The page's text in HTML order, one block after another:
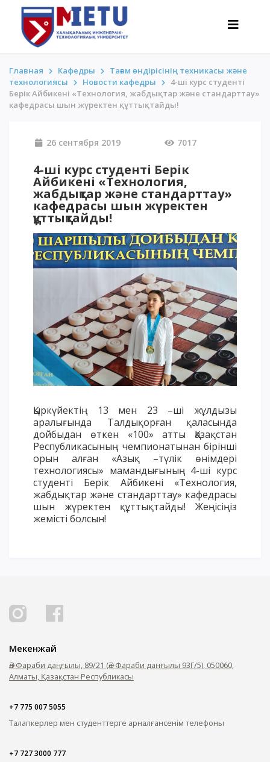
ТАЛАПКЕРЛЕР
Барлығы қабылдау туралы
АнтиОлимпиада
Оқу ақысы
Жеңілдіктер
50 баллдан төмен / ҰБТ-сыз
ҚЫЗЫҚТЫ
АССА халықаралық бағдарламасы
Жатақхана және тұрғылықты мекен
Кампусқа саяхат
International studying
METU Courses
БІЛІМ БЕРУ БАҒДАРЛАМАЛАРЫ
Колледж
Бакалавриат
Магистратура
Докторантура
Екінші жоғары білім
Қашықтықтан оқыту технологиялары
Главная Кафедры
Тағам өндірісінің техникасы және
технологиясы
Новости кафедры
4-ші курс студенті
Берік Айбикені «Технология, жабдықтар және стандарттау»
кафедрасы шын жүректен құттықтайды!
26 сентября 2019 7017
4-ші курс студенті Берік
Айбикені «Технология,
жабдықтар және стандарттау»
кафедрасы шын жүректен
құттықтайды!
Қыркүйектің 13 мен 23 –ші жұлдызы
аралығында Талдықорған қаласында
дойбыдан өткен «100» атты Қазақстан
Республикасының чемпионатынан бірінші
орын алған «Азық –түлік өнімдері
технологиясы» мамандығының 4-ші курс
студенті Берік Айбикені «Технология,
жабдықтар және стандарттау» кафедрасы
шын жүректен құттықтайды! Жеңісіңіз
жемісті болсын!
Мекенжай
Әл-Фараби даңғылы, 89/21 (Әл-Фараби даңғылы 93Г/5), 050060,
Алматы, Қазақстан Республикасы
+7 775 007 5055
Талапкерлер мен студенттерге арналғансенім телефоны
+7 727 3000 777